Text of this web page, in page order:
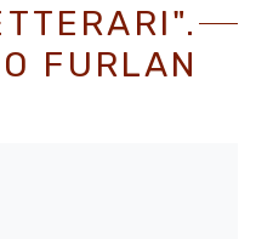
FURLAN